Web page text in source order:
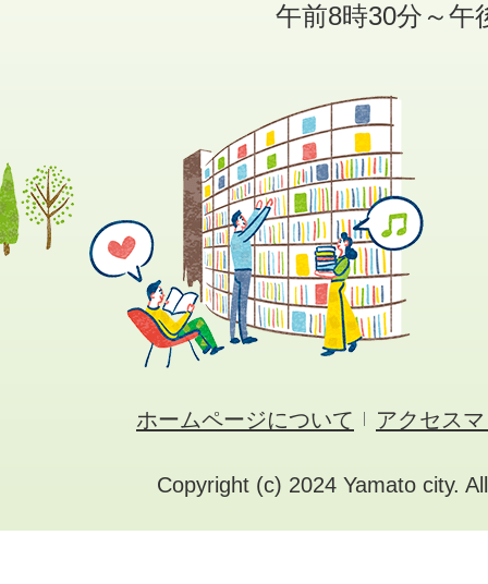
午前8時30分～午
ホームページについて アクセス
Copyright (c) 2024 Yamato city.